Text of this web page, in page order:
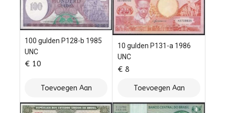
100 gulden P128-b 1985
UNC
€ 10
Toevoegen Aan
Winkelwagen
10 gulden P131-a 1986
UNC
€ 8
Toevoegen Aan
Winkelwagen